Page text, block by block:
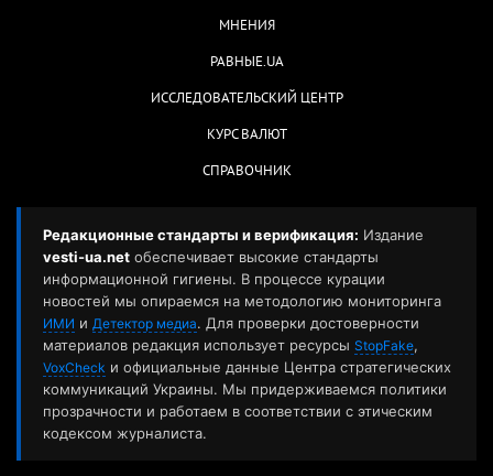
МНЕНИЯ
РАВНЫЕ.UA
ИССЛЕДОВАТЕЛЬСКИЙ ЦЕНТР
КУРС ВАЛЮТ
СПРАВОЧНИК
Редакционные стандарты и верификация: Издание
vesti-ua.net обеспечивает высокие стандарты
информационной гигиены. В процессе курации
новостей мы опираемся на методологию мониторинга
ИМИ и Детектор медиа. Для проверки достоверности
материалов редакция использует ресурсы StopFake,
VoxCheck и официальные данные Центра стратегических
коммуникаций Украины. Мы придерживаемся политики
прозрачности и работаем в соответствии с этическим
кодексом журналиста.